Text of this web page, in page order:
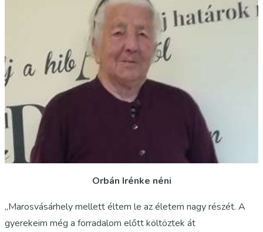
Orbán Irénke néni
„Marosvásárhely mellett éltem le az életem nagy részét. A
gyerekeim még a forradalom előtt költöztek át